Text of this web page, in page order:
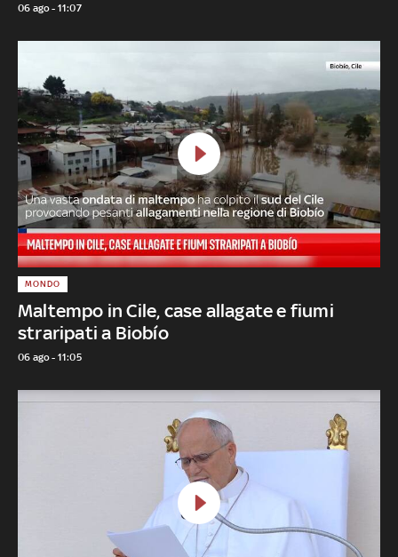
06 ago - 11:07
Maltempo in Cile, case allagate e fiumi
straripati a Biobío
MONDO
06 ago - 11:05